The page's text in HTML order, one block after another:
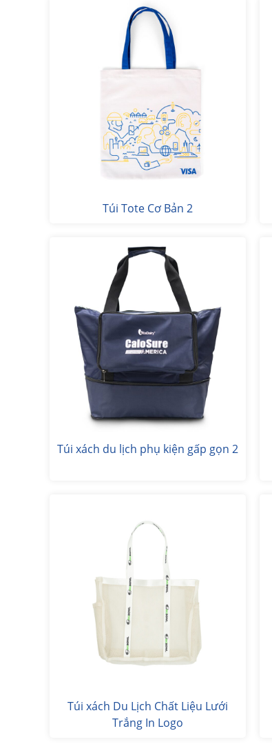
Túi Tote Cơ Bản 2
Túi xách du lịch phụ kiện gấp gọn 2
Túi xách Du Lịch Chất Liệu Lưới
Trắng In Logo